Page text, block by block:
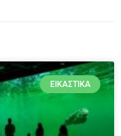
ΕΙΚΑΣΤΙΚΆ